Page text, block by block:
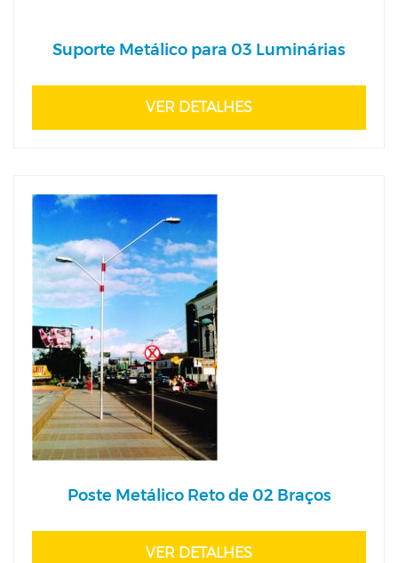
Suporte Metálico para 03 Luminárias
VER DETALHES
Poste Metálico Reto de 02 Braços
VER DETALHES